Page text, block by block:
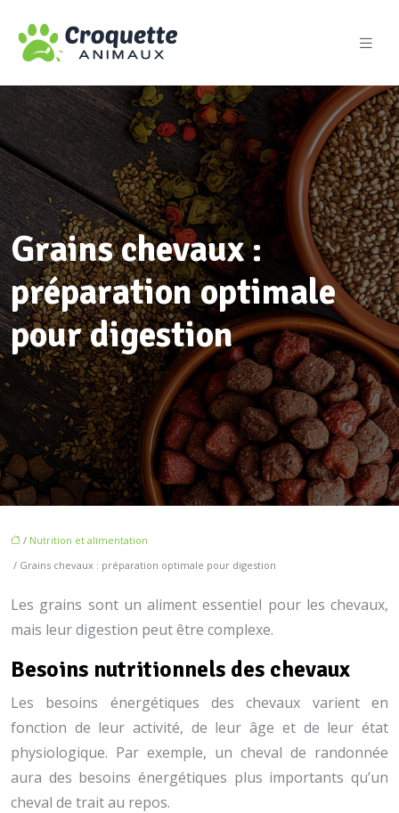
Grains chevaux :
préparation optimale
pour digestion
/ Nutrition et alimentation
/ Grains chevaux : préparation optimale pour digestion
Les grains sont un aliment essentiel pour les chevaux,
mais leur digestion peut être complexe.
Besoins nutritionnels des chevaux
Les besoins énergétiques des chevaux varient en
fonction de leur activité, de leur âge et de leur état
physiologique. Par exemple, un cheval de randonnée
aura des besoins énergétiques plus importants qu’un
cheval de trait au repos.